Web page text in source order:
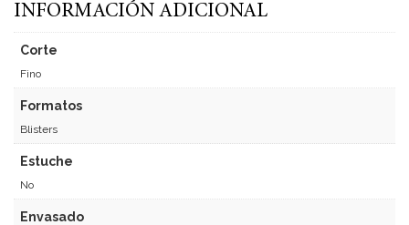
INFORMACIÓN ADICIONAL
Corte
Fino
Formatos
Blisters
Estuche
No
Envasado